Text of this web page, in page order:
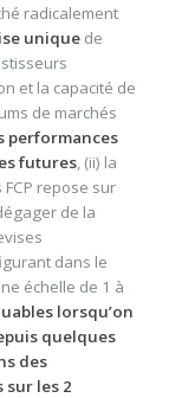
radicalement
unique de
et la capacité de
de marchés
performances
futures, (ii) la
repose sur
de la
dans le
échelle de 1 à
lorsqu’on
quelques
des
sur les 2